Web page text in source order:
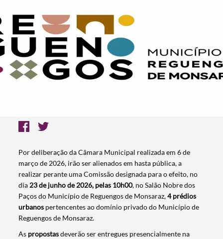
Por deliberação da Câmara Municipal realizada em 6 de
março de 2026, irão ser alienados em hasta pública, a
realizar perante uma Comissão designada para o efeito, no
dia 23 de junho de 2026, pelas 10h00, no Salão Nobre dos
Paços do Município de Reguengos de Monsaraz,4 prédios
urbanos pertencentes ao domínio privado do Município de
Reguengos de Monsaraz.
As propostasdeverão ser entregues presencialmente na